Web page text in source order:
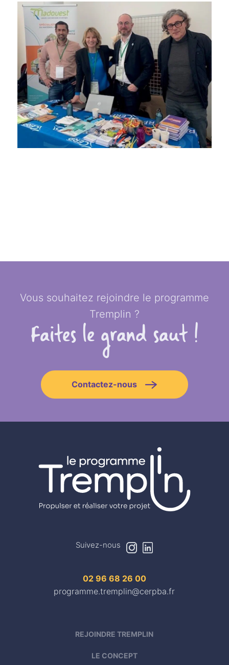
Vous souhaitez rejoindre le programme
Tremplin ?
Faites le grand saut !
Contactez-nous
Suivez-nous h m
02 96 68 26 00
programme.tremplin@cerpba.fr
REJOINDRE TREMPLIN
LE CONCEPT